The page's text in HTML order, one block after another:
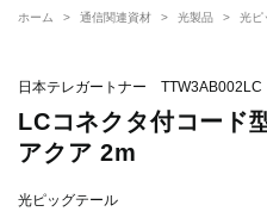
ホーム > 通信関連資材 > 光製品 > 光ピ
日本テレガートナー TTW3AB002LC
LCコネクタ付コード
アクア 2m
光ピッグテール